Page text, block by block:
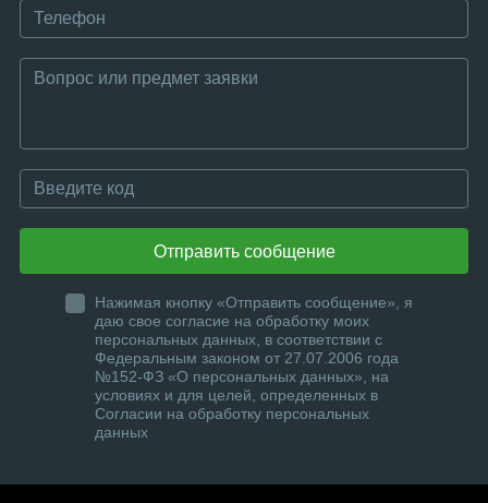
Отправить сообщение
Нажимая кнопку «Отправить сообщение», я
даю свое согласие на обработку моих
персональных данных, в соответствии с
Федеральным законом от 27.07.2006 года
№152-ФЗ «О персональных данных», на
условиях и для целей, определенных в
Согласии на обработку персональных
данных